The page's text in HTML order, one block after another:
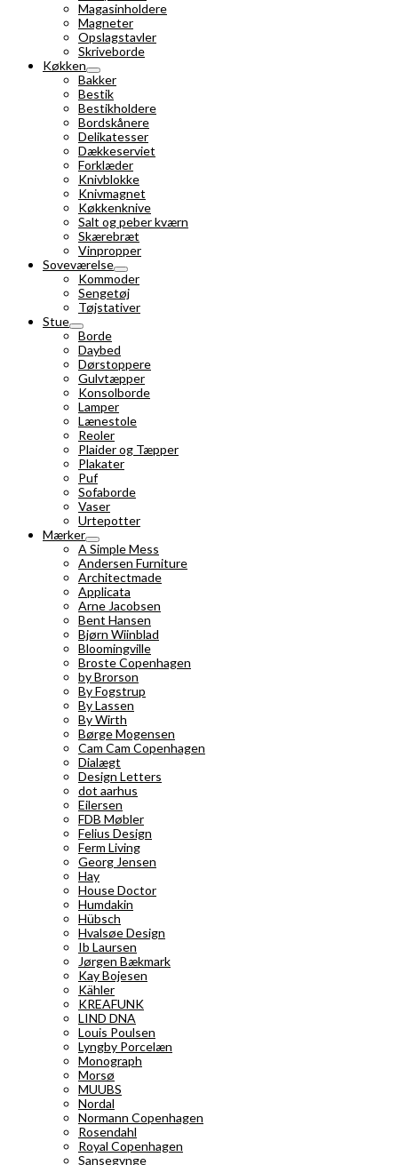
Magasinholdere
Magneter
Opslagstavler
Skriveborde
Køkken
Bakker
Bestik
Bestikholdere
Bordskånere
Delikatesser
Dækkeserviet
Forklæder
Knivblokke
Knivmagnet
Køkkenknive
Salt og peber kværn
Skærebræt
Vinpropper
Soveværelse
Kommoder
Sengetøj
Tøjstativer
Stue
Borde
Daybed
Dørstoppere
Gulvtæpper
Konsolborde
Lamper
Lænestole
Reoler
Plaider og Tæpper
Plakater
Puf
Sofaborde
Vaser
Urtepotter
Mærker
A Simple Mess
Andersen Furniture
Architectmade
Applicata
Arne Jacobsen
Bent Hansen
Bjørn Wiinblad
Bloomingville
Broste Copenhagen
by Brorson
By Fogstrup
By Lassen
By Wirth
Børge Mogensen
Cam Cam Copenhagen
Dialægt
Design Letters
dot aarhus
Eilersen
FDB Møbler
Felius Design
Ferm Living
Georg Jensen
Hay
House Doctor
Humdakin
Hübsch
Hvalsøe Design
Ib Laursen
Jørgen Bækmark
Kay Bojesen
Kähler
KREAFUNK
LIND DNA
Louis Poulsen
Lyngby Porcelæn
Monograph
Morsø
MUUBS
Nordal
Normann Copenhagen
Rosendahl
Royal Copenhagen
Sansegynge